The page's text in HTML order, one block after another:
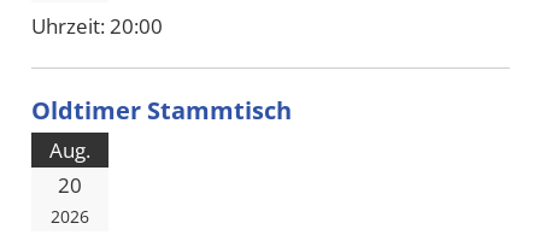
Uhrzeit: 20:00
Oldtimer Stammtisch
Aug.
20
2026